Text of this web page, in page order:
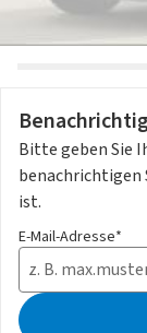
Bitte geben Sie
benachrichtigen
ist.
E-Mail-Adresse*